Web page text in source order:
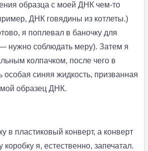
образца с моей ДНК чем-то
ДНК говядины из котлеты.)
я поплевал в баночку для
нужно соблюдать меру). Затем я
колпачком, после чего в
особая синяя жидкость, призванная
образец ДНК.
в пластиковый конверт, а конверт
я, естественно, запечатал.